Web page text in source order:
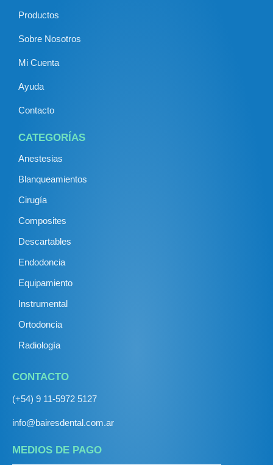
Productos
Sobre Nosotros
Mi Cuenta
Ayuda
Contacto
CATEGORÍAS
Anestesias
Blanqueamientos
Cirugía
Composites
Descartables
Endodoncia
Equipamiento
Instrumental
Ortodoncia
Radiología
CONTACTO
(+54) 9 11-5972 5127
info@bairesdental.com.ar
MEDIOS DE PAGO